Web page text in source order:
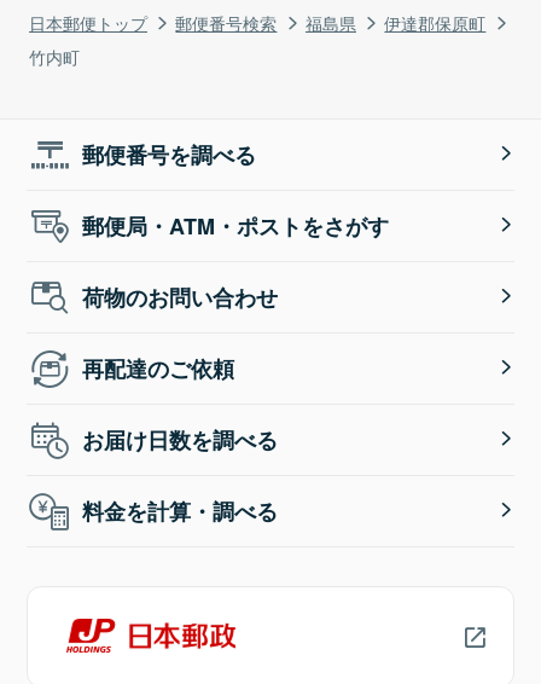
日本郵便トップ 郵便番号検索 福島県
伊達郡保原町
竹内町
郵便番号を調べる
郵便局・ATM・ポストをさがす
荷物のお問い合わせ
再配達のご依頼
お届け日数を調べる
料金を計算・調べる